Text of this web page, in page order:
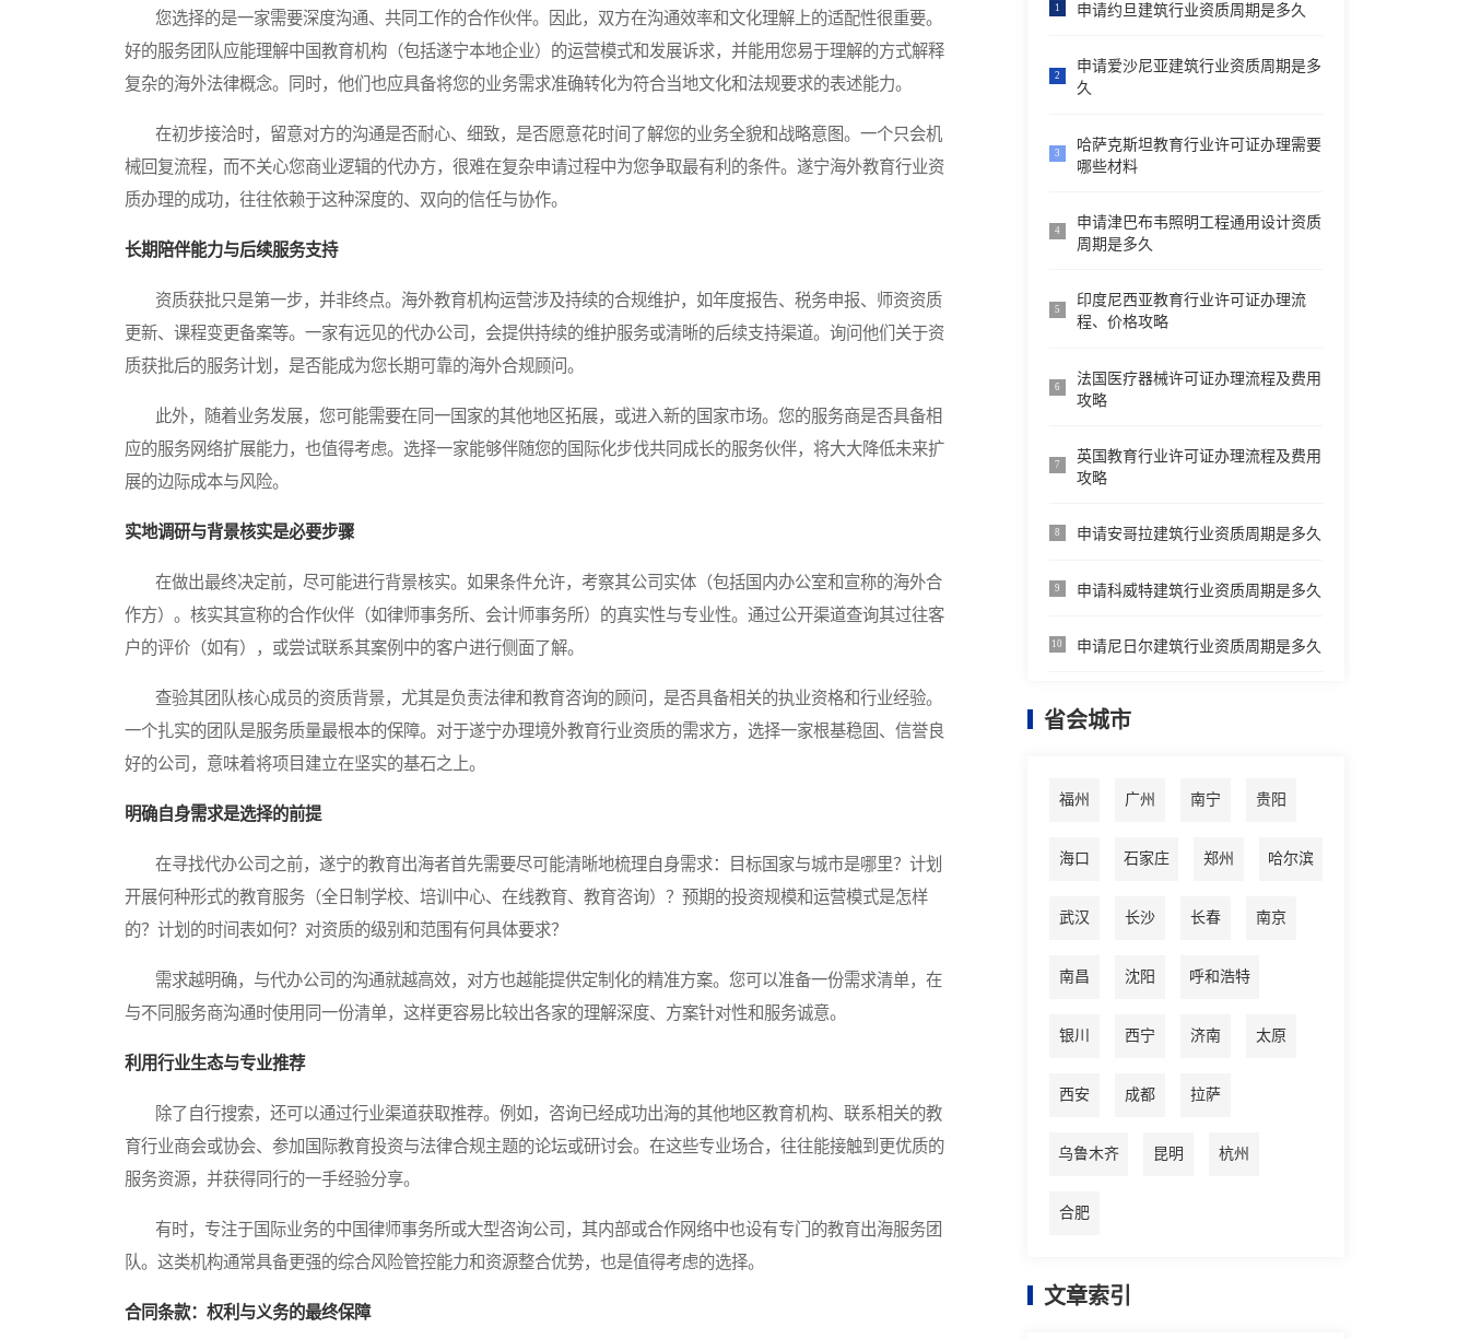
您选择的是一家需要深度沟通、共同工作的合作伙伴。因此，双方在沟通效率和文化理解上的适配性很重要。
好的服务团队应能理解中国教育机构（包括遂宁本地企业）的运营模式和发展诉求，并能用您易于理解的方式解释
复杂的海外法律概念。同时，他们也应具备将您的业务需求准确转化为符合当地文化和法规要求的表述能力。
在初步接洽时，留意对方的沟通是否耐心、细致，是否愿意花时间了解您的业务全貌和战略意图。一个只会机
械回复流程，而不关心您商业逻辑的代办方，很难在复杂申请过程中为您争取最有利的条件。遂宁海外教育行业资
质办理的成功，往往依赖于这种深度的、双向的信任与协作。
长期陪伴能力与后续服务支持
资质获批只是第一步，并非终点。海外教育机构运营涉及持续的合规维护，如年度报告、税务申报、师资资质
更新、课程变更备案等。一家有远见的代办公司，会提供持续的维护服务或清晰的后续支持渠道。询问他们关于资
质获批后的服务计划，是否能成为您长期可靠的海外合规顾问。
此外，随着业务发展，您可能需要在同一国家的其他地区拓展，或进入新的国家市场。您的服务商是否具备相
应的服务网络扩展能力，也值得考虑。选择一家能够伴随您的国际化步伐共同成长的服务伙伴，将大大降低未来扩
展的边际成本与风险。
实地调研与背景核实是必要步骤
在做出最终决定前，尽可能进行背景核实。如果条件允许，考察其公司实体（包括国内办公室和宣称的海外合
作方）。核实其宣称的合作伙伴（如律师事务所、会计师事务所）的真实性与专业性。通过公开渠道查询其过往客
户的评价（如有），或尝试联系其案例中的客户进行侧面了解。
查验其团队核心成员的资质背景，尤其是负责法律和教育咨询的顾问，是否具备相关的执业资格和行业经验。
一个扎实的团队是服务质量最根本的保障。对于遂宁办理境外教育行业资质的需求方，选择一家根基稳固、信誉良
好的公司，意味着将项目建立在坚实的基石之上。
明确自身需求是选择的前提
在寻找代办公司之前，遂宁的教育出海者首先需要尽可能清晰地梳理自身需求：目标国家与城市是哪里？计划
开展何种形式的教育服务（全日制学校、培训中心、在线教育、教育咨询）？预期的投资规模和运营模式是怎样
的？计划的时间表如何？对资质的级别和范围有何具体要求？
需求越明确，与代办公司的沟通就越高效，对方也越能提供定制化的精准方案。您可以准备一份需求清单，在
与不同服务商沟通时使用同一份清单，这样更容易比较出各家的理解深度、方案针对性和服务诚意。
利用行业生态与专业推荐
除了自行搜索，还可以通过行业渠道获取推荐。例如，咨询已经成功出海的其他地区教育机构、联系相关的教
育行业商会或协会、参加国际教育投资与法律合规主题的论坛或研讨会。在这些专业场合，往往能接触到更优质的
服务资源，并获得同行的一手经验分享。
有时，专注于国际业务的中国律师事务所或大型咨询公司，其内部或合作网络中也设有专门的教育出海服务团
队。这类机构通常具备更强的综合风险管控能力和资源整合优势，也是值得考虑的选择。
合同条款：权利与义务的最终保障
1 申请约旦建筑行业资质周期是多久
2
申请爱沙尼亚建筑行业资质周期是多
久
3
哈萨克斯坦教育行业许可证办理需要
哪些材料
4
申请津巴布韦照明工程通用设计资质
周期是多久
5
印度尼西亚教育行业许可证办理流
程、价格攻略
6
法国医疗器械许可证办理流程及费用
攻略
7
英国教育行业许可证办理流程及费用
攻略
8 申请安哥拉建筑行业资质周期是多久
9 申请科威特建筑行业资质周期是多久
10 申请尼日尔建筑行业资质周期是多久
省会城市
福州 广州 南宁 贵阳
海口 石家庄 郑州 哈尔滨
武汉 长沙 长春 南京
南昌 沈阳 呼和浩特
银川 西宁 济南 太原
西安 成都 拉萨
乌鲁木齐 昆明 杭州
合肥
文章索引